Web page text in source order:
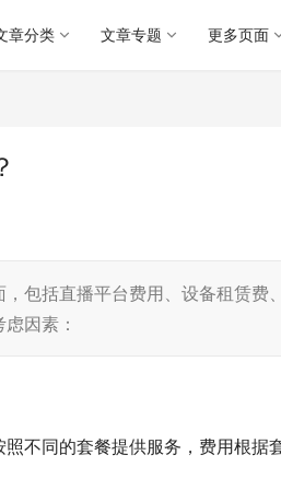
章分类 文章专题 更多页面
包括直播平台费用、设备租赁费
因素：
不同的套餐提供服务，费用根据